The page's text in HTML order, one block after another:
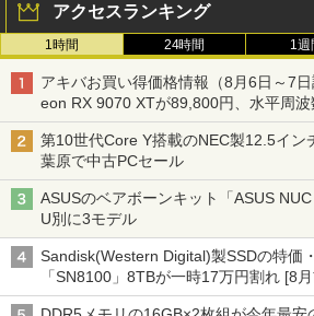
アクセスランキング
1時間 24時間 1週
アキバお買い得価格情報（8月6日～7
eon RX 9070 XTが89,800円、水平周波
ニターが9,801円、暑さ指数連動セール
第10世代Core Y搭載のNEC製12.5イン
葉原で中古PCセール
ASUSのベアボーンキット「ASUS
U別に3モデル
Sandisk(Western Digital)製SSDの特価
「SN8100」8TBが一時17万円割れ [8